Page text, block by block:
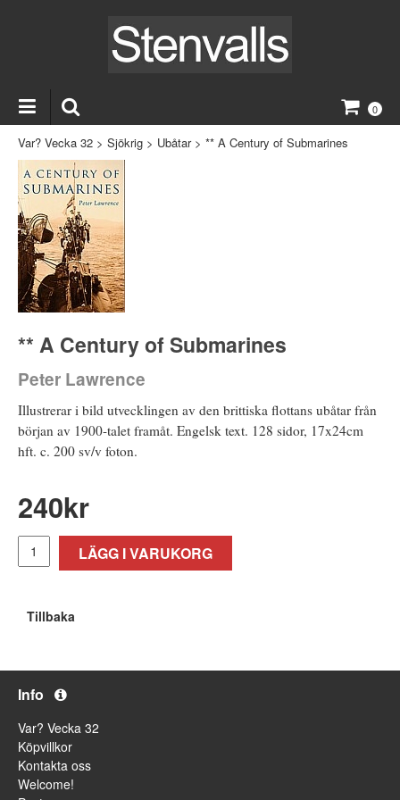
0
Var? Vecka 32 > Sjökrig > Ubåtar> ** A Century of Submarines
** A Century of Submarines
Peter Lawrence
Illustrerar i bild utvecklingen av den brittiska flottans ubåtar från
början av 1900-talet framåt. Engelsk text. 128 sidor, 17x24cm
hft. c. 200 sv/v foton.
240kr
LÄGG I VARUKORG
Tillbaka
Info
Var? Vecka 32
Köpvillkor
Kontakta oss
Welcome!